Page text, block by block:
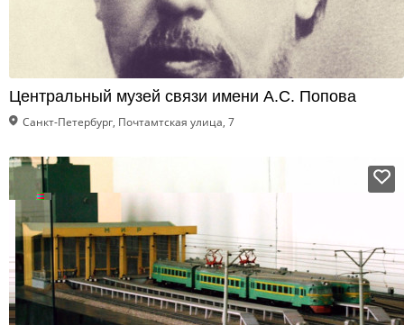
Центральный музей связи имени А.С. Попова
Санкт-Петербург, Почтамтская улица, 7